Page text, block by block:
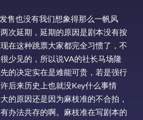
售也没有我们想象得那么一帆风
次延期，延期的原因是剧本没有按
在这种跳票大家都完全习惯了，不
少见的，所以说VA的社长马场隆
的决定实在是难能可贵，若是强行
后来历史上也就没Key什么事情
的原因还是因为麻枝准的不合拍，
办法共存的啊。麻枝准在写剧本的